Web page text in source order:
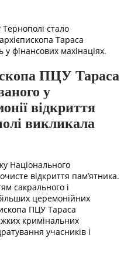
стало
Тараса
фінансових махінаціях.
ПЦУ Тараса
у
відкриття
викликала
Національного
відкриття пам’ятника.
сакрального і
церемонійних
ПЦУ Тараса
кримінальних
учасників і